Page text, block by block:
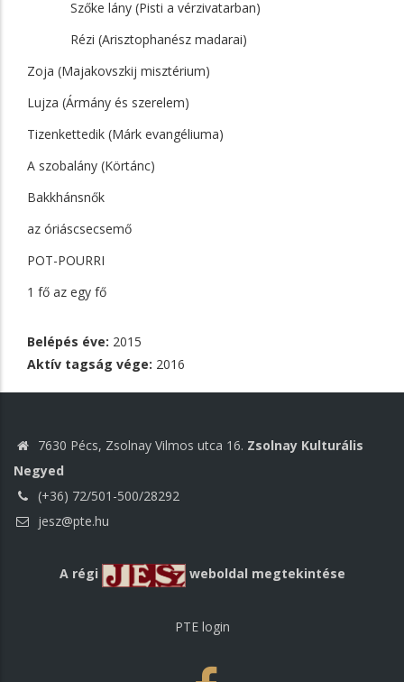
Szőke lány (Pisti a vérzivatarban)
Rézi (Arisztophanész madarai)
Zoja (Majakovszkij misztérium)
Lujza (Ármány és szerelem)
Tizenkettedik (Márk evangéliuma)
A szobalány (Körtánc)
Bakkhánsnők
az óriáscsecsemő
POT-POURRI
1 fő az egy fő
Belépés éve: 2015
Aktív tagság vége: 2016
7630 Pécs, Zsolnay Vilmos utca 16. Zsolnay Kulturális
Negyed
(+36) 72/501-500/28292
jesz@pte.hu
A régi weboldal megtekintése
PTE login